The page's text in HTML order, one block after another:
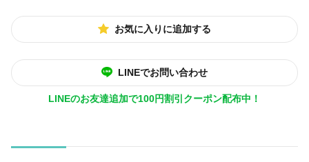
お気に入りに追加する
LINEでお問い合わせ
LINEのお友達追加で100円割引クーポン配布中！